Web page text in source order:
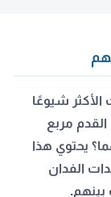
شيوعًا
مربع
يحتوي هذا
الفدان